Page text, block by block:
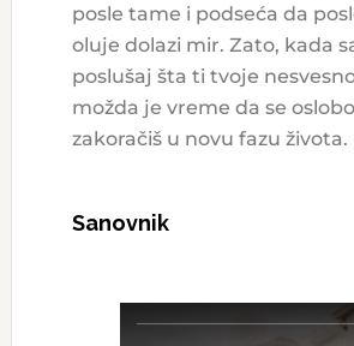
posle tame i podseća da
oluje dolazi mir. Zato, kada
poslušaj šta ti tvoje
možda je vreme da se
zakoračiš u novu fazu života.
Sanovnik